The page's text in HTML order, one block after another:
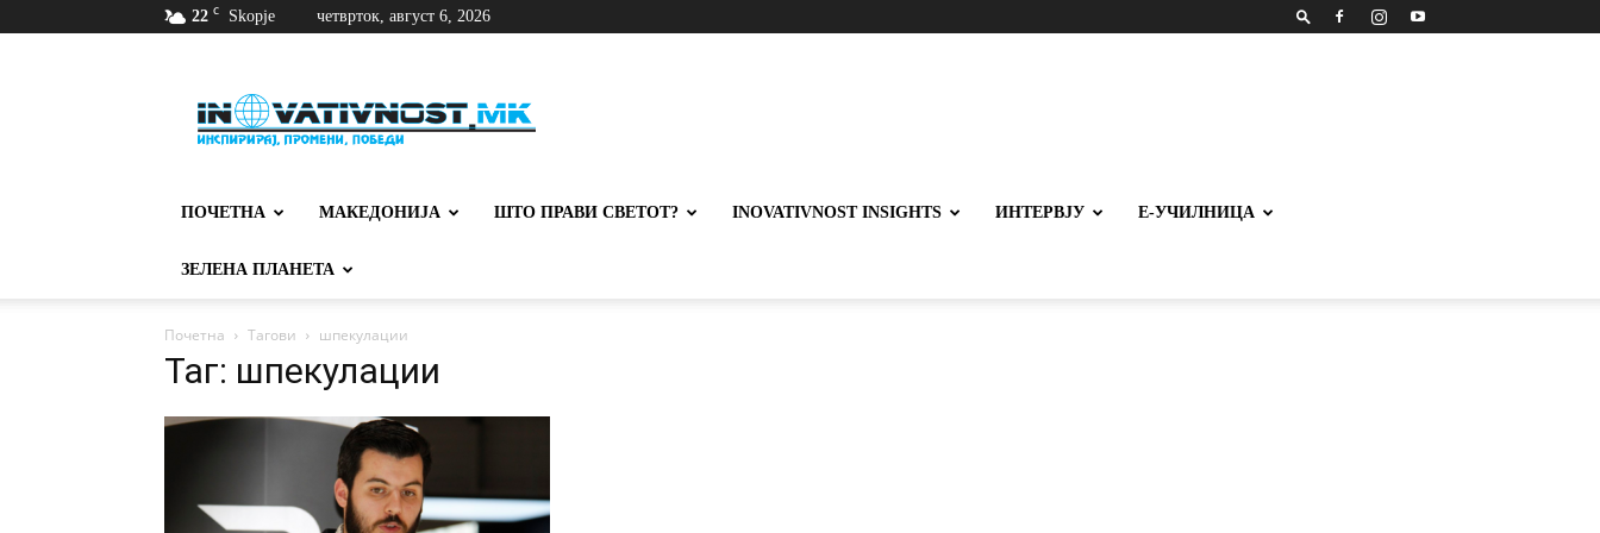
22 C Skopje четврток, август 6, 2026
ПОЧЕТНА МАКЕДОНИЈА ШТО ПРАВИ СВЕТОТ? INOVATIVNOST INSIGHTS ИНТЕРВЈУ Е-УЧИЛНИЦА
ЗЕЛЕНА ПЛАНЕТА
Почетна Тагови шпекулации
Таг: шпекулации